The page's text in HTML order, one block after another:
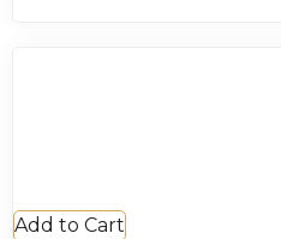
Add to Cart